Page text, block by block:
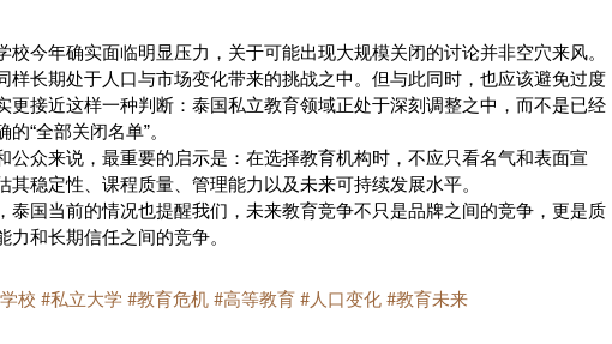
校今年确实面临明显压力，关于可能出现大规模关闭的讨论并非空穴来风。
样长期处于人口与市场变化带来的挑战之中。但与此同时，也应该避免过度
更接近这样一种判断：泰国私立教育领域正处于深刻调整之中，而不是已经
“全部关闭名单”。
公众来说，最重要的启示是：在选择教育机构时，不应只看名气和表面宣
其稳定性、课程质量、管理能力以及未来可持续发展水平。
泰国当前的情况也提醒我们，未来教育竞争不只是品牌之间的竞争，更是质
力和长期信任之间的竞争。
校 #私立大学 #教育危机 #高等教育 #人口变化 #教育未来